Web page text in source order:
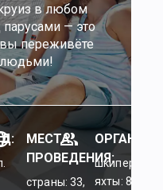
в любом
— это
переживёте
людьми!
МЕСТА
ПРОВЕДЕНИЯ:
страны: 33,
шкиперы: 45,
яхты: 84